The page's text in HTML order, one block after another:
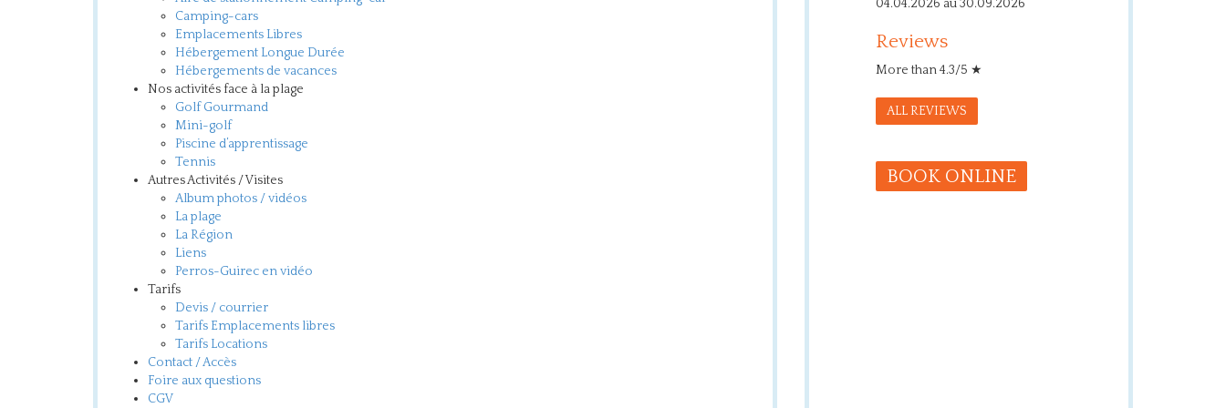
Camping-cars
Emplacements Libres
Hébergement Longue Durée
Hébergements de vacances
Nos activités face à la plage
Golf Gourmand
Mini-golf
Piscine d’apprentissage
Tennis
Autres Activités / Visites
Album photos / vidéos
La plage
La Région
Liens
Perros-Guirec en vidéo
Tarifs
Devis / courrier
Tarifs Emplacements libres
Tarifs Locations
Contact / Accès
Foire aux questions
CGV
04.04.2026 au 30.09.2026
Reviews
More than 4.3/5 ★
ALL REVIEWS
BOOK ONLINE